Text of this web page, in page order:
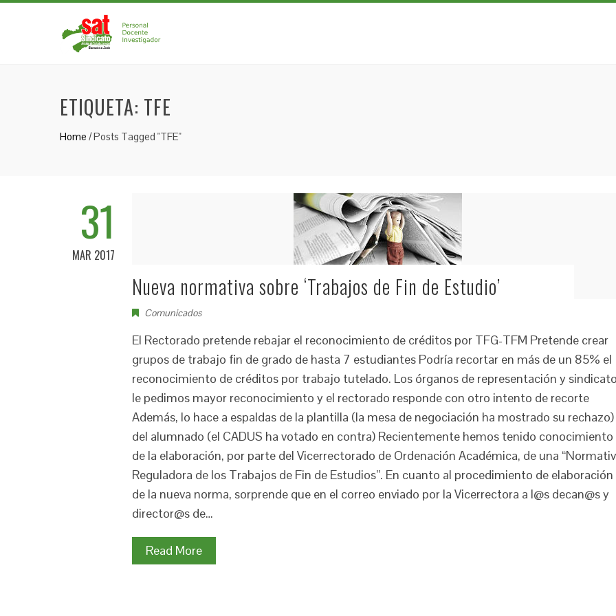
ETIQUETA: TFE
Home /Posts Tagged "TFE"
31
MAR 2017
Nueva normativa sobre ‘Trabajos de Fin de Estudio’
Comunicados
El Rectorado pretende rebajar el reconocimiento de créditos por TFG-TFM Pretende crear
grupos de trabajo fin de grado de hasta 7 estudiantes Podría recortar en más de un 85% el
reconocimiento de créditos por trabajo tutelado. Los órganos de representación y
le pedimos mayor reconocimiento y el rectorado responde con otro intento de recorte
Además, lo hace a espaldas de la plantilla (la mesa de negociación ha mostrado su
del alumnado (el CADUS ha votado en contra) Recientemente hemos tenido conocimiento
de la elaboración, por parte del Vicerrectorado de Ordenación Académica, de una
Reguladora de los Trabajos de Fin de Estudios”. En cuanto al procedimiento de elaboración
de la nueva norma, sorprende que en el correo enviado por la Vicerrectora a l@s decan@s y
director@s de…
Read More